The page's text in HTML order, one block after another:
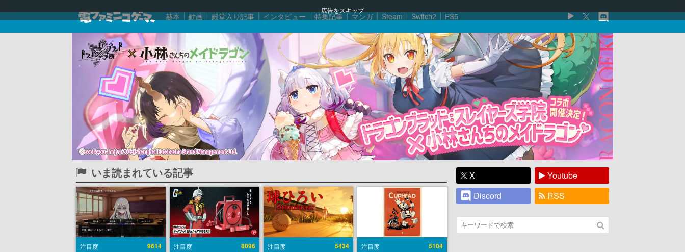
広告をスキップ
赫本 動画 殿堂入り記事 インタビュー 特集記事 マンガ Steam Switch2 PS5
いま読まれている記事
注目度 9614 注目度 8096 注目度 5434 注目度 5104
X
Youtube
Discord
RSS